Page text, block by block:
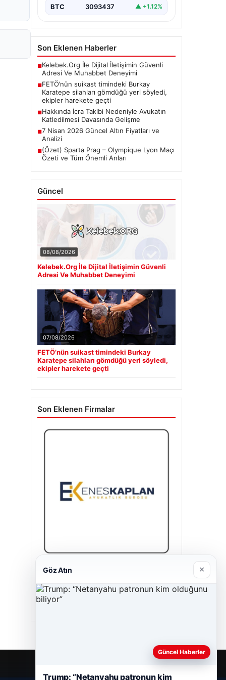
Çalışmaları", "content": "Türkiye'nin…
BTC 3093437 ▲ +1.12%
Son Eklenen Haberler
■Kelebek.Org İle Dijital İletişimin Güvenli
Adresi Ve Muhabbet Deneyimi
■FETÖ’nün suikast timindeki Burkay
Karatepe silahları gömdüğü yeri söyledi,
ekipler harekete geçti
■Hakkında İcra Takibi Nedeniyle Avukatın
Katledilmesi Davasında Gelişme
■7 Nisan 2026 Güncel Altın Fiyatları ve
Analizi
■(Özet) Sparta Prag – Olympique Lyon Maçı
Özeti ve Tüm Önemli Anları
Güncel
08/08/2026
Kelebek.Org İle Dijital İletişimin Güvenli
Adresi Ve Muhabbet Deneyimi
07/08/2026
FETÖ’nün suikast timindeki Burkay
Karatepe silahları gömdüğü yeri söyledi,
ekipler harekete geçti
Son Eklenen Firmalar
Enes Kaplan Avukatlık Bürosu
28/04/2026
Göz Atın ×
Güncel Haberler
Trump: “Netanyahu patronun kim